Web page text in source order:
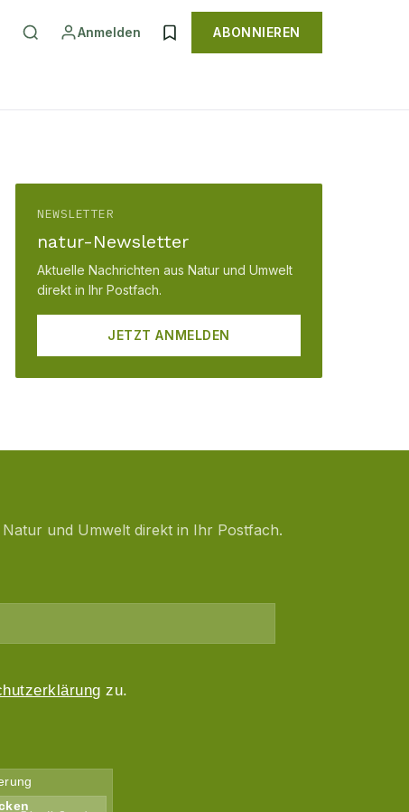
Anmelden ABONNIEREN
NEWSLETTER
natur-Newsletter
Aktuelle Nachrichten aus Natur und Umwelt
direkt in Ihr Postfach.
JETZT ANMELDEN
und Umwelt direkt in Ihr Postfach.